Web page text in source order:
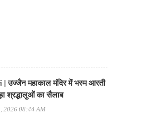
उज्जैन महाकाल मंदिर में भस्म आरती
श्रद्धालुओं का सैलाब
2026 08:44 AM